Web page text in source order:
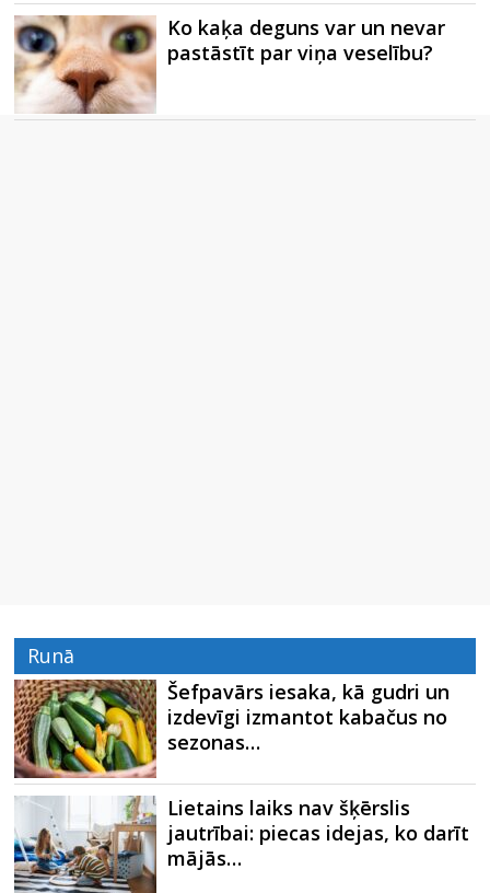
Ko kaķa deguns var un nevar
pastāstīt par viņa veselību?
Runā
Šefpavārs iesaka, kā gudri un
izdevīgi izmantot kabačus no
sezonas…
Lietains laiks nav šķērslis
jautrībai: piecas idejas, ko darīt
mājās…